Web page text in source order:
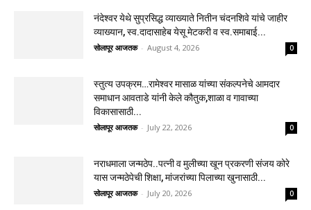
नंदेश्वर येथे सुप्रसिद्ध व्याख्याते नितीन चंदनशिवे यांचे जाहीर
व्याख्यान, स्व.दादासाहेब येसू मेटकरी व स्व.समाबाई...
सोलापूर आजतक - August 4, 2026 0
स्तुत्य उपक्रम…रामेश्वर मासाळ यांच्या संकल्पनेचे आमदार
समाधान आवताडे यांनी केले कौतुक,शाळा व गावाच्या
विकासासाठी...
सोलापूर आजतक - July 22, 2026 0
नराधमाला जन्मठेप..पत्नी व मुलीच्या खून प्रकरणी संजय कोरे
यास जन्मठेपेची शिक्षा, मांजरांच्या पिलाच्या खुनासाठी...
सोलापूर आजतक - July 20, 2026 0